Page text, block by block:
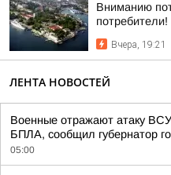
Вниманию
потребители!
Вчера, 19:21
ЛЕНТА НОВОСТЕЙ
Военные отражают атаку
БПЛА, сообщил губернатор
05:00